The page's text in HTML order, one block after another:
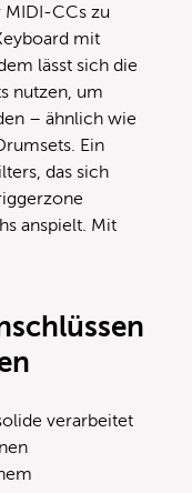
MIDI-CCs zu
mit
lässt sich die
nutzen, um
– ähnlich wie
Ein
das sich
anspielt. Mit
verarbeitet